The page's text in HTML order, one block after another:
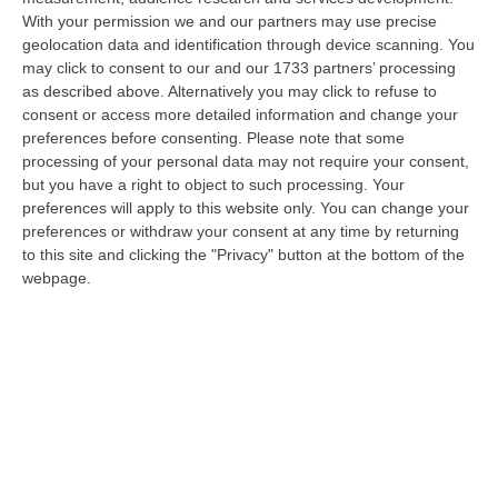
With your permission we and our partners may use precise
geolocation data and identification through device scanning. You
may click to consent to our and our 1733 partners’ processing
as described above. Alternatively you may click to refuse to
consent or access more detailed information and change your
preferences before consenting. Please note that some
processing of your personal data may not require your consent,
but you have a right to object to such processing. Your
preferences will apply to this website only. You can change your
preferences or withdraw your consent at any time by returning
to this site and clicking the "Privacy" button at the bottom of the
webpage.
Sequestrato Il Furgone Della Ditta
“REGGIO CALABRIA La Procura della Repubblica di Reggio Calabria ha
disposto l’autopsia sul corpo di Antonino Fabio Calabrò, l’elettricista d…
08 Agosto, 12:09
Cresce L’attesa Per La XXV Festa Nazionale Dello Stocco Di
Cittanova
“CITTANOVA E’ già iniziato il conto alla rovescia in vista della XXV Festa
Nazionale dello Stocco di Cittanova. Il celebre evento dell’estat…
08 Agosto, 11:40